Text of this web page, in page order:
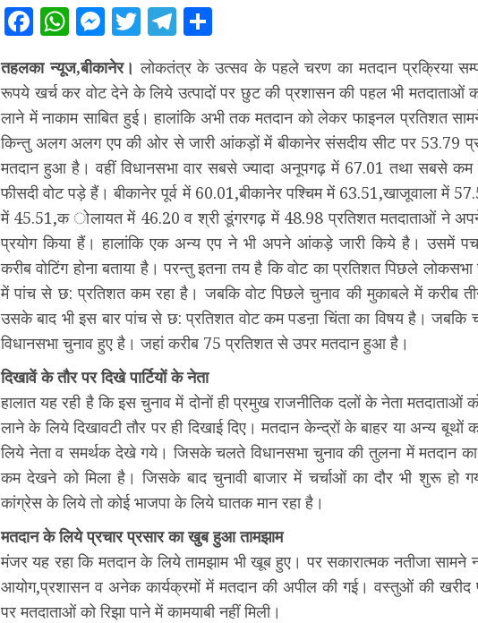
Facebook
WhatsApp
Messenger
TwitterTelegram
तहलका न्यूज,बीकानेर। लोकतंत्र के उत्सव के पहले चरण का मतदान प्रक्रिया
रूपये खर्च कर वोट देने के लिये उत्पादों पर छुट की प्रशासन की पहल भी
लाने में नाकाम साबित हुई। हालांकि अभी तक मतदान को लेकर फाइनल प्रतिशत
किन्तु अलग अलग एप की ओर से जारी आंकड़ों में बीकानेर संसदीय सीट पर 53.79
मतदान हुआ है। वहीं विधानसभा वार सबसे ज्यादा अनूपगढ़ में 67.01 तथा सबसे कम
फीसदी वोट पड़े हैं। बीकानेर पूर्व में 60.01,बीकानेर पश्चिम में 63.51,खाजूवाला में
में 45.51,क ोलायत में 46.20 व श्री डूंगरगढ़ में 48.98 प्रतिशत मतदाताओं ने अपने
प्रयोग किया हैं। हालांकि एक अन्य एप ने भी अपने आंकड़े जारी किये है। उसमें
करीब वोटिंग होना बताया है। परन्तु इतना तय है कि वोट का प्रतिशत पिछले
में पांच से छ: प्रतिशत कम रहा है। जबकि वोट पिछले चुनाव की मुकाबले में करीब
उसके बाद भी इस बार पांच से छ: प्रतिशत वोट कम पडऩा चिंता का विषय है। जबकि
विधानसभा चुनाव हुए है। जहां करीब 75 प्रतिशत से उपर मतदान हुआ है।
दिखावें के तौर पर दिखे पार्टियों के नेता
हालात यह रही है कि इस चुनाव में दोनों ही प्रमुख राजनीतिक दलों के नेता मतदाताओं
लाने के लिये दिखावटी तौर पर ही दिखाई दिए। मतदान केन्द्रों के बाहर या अन्य बूथों
लिये नेता व समर्थक देखे गये। जिसके चलते विधानसभा चुनाव की तुलना में मतदान
कम देखने को मिला है। जिसके बाद चुनावी बाजार में चर्चाओं का दौर भी शुरू हो
कांग्रेस के लिये तो कोई भाजपा के लिये घातक मान रहा है।
मतदान के लिये प्रचार प्रसार का खुब हुआ तामझाम
मंजर यह रहा कि मतदान के लिये तामझाम भी खूब हुए। पर सकारात्मक नतीजा सामने
आयोग,प्रशासन व अनेक कार्यक्रमों में मतदान की अपील की गई। वस्तुओं की खरीद
पर मतदाताओं को रिझा पाने में कामयाबी नहीं मिली।